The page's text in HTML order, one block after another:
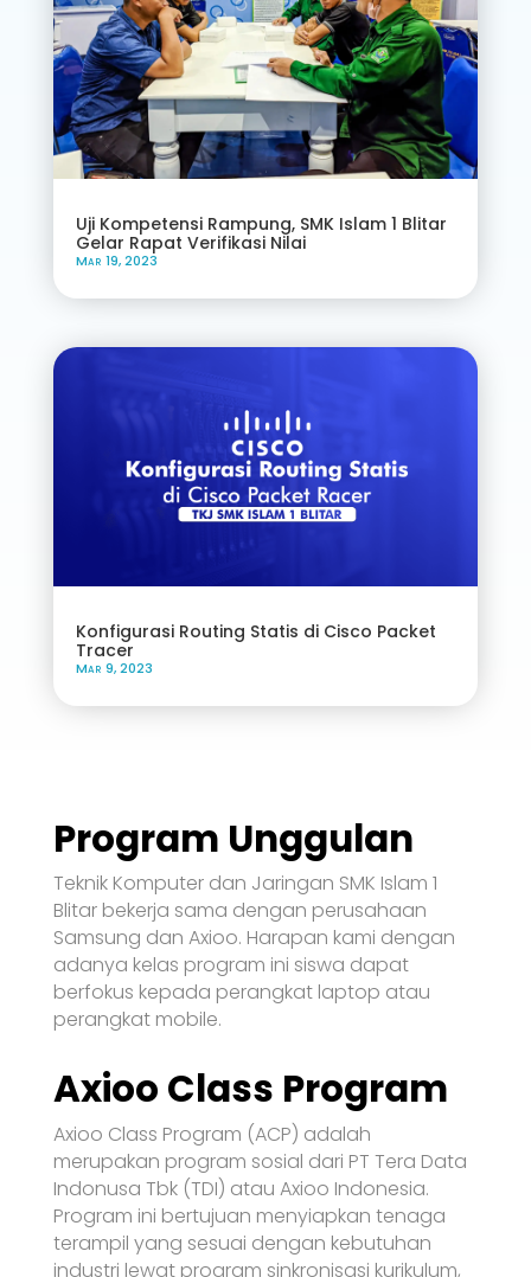
Uji Kompetensi Rampung, SMK Islam 1 Blitar
Gelar Rapat Verifikasi Nilai
Mar 19, 2023
Konfigurasi Routing Statis di Cisco Packet
Tracer
Mar 9, 2023
Program Unggulan
Teknik Komputer dan Jaringan SMK Islam 1
Blitar bekerja sama dengan perusahaan
Samsung dan Axioo. Harapan kami dengan
adanya kelas program ini siswa dapat
berfokus kepada perangkat laptop atau
perangkat mobile.
Axioo Class Program
Axioo Class Program (ACP) adalah
merupakan program sosial dari PT Tera Data
Indonusa Tbk (TDI) atau Axioo Indonesia.
Program ini bertujuan menyiapkan tenaga
terampil yang sesuai dengan kebutuhan
industri lewat program sinkronisasi kurikulum,